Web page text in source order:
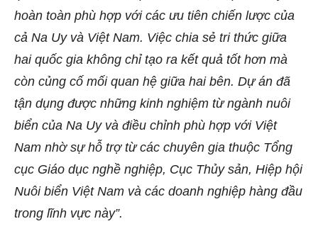
hoàn toàn phù hợp với các ưu tiên chiến lược của
cả Na Uy và Việt Nam. Việc chia sẻ tri thức giữa
hai quốc gia không chỉ tạo ra kết quả tốt hơn mà
còn củng cố mối quan hệ giữa hai bên. Dự án đã
tận dụng được những kinh nghiệm từ ngành nuôi
biển của Na Uy và điều chỉnh phù hợp với Việt
Nam nhờ sự hỗ trợ từ các chuyên gia thuộc Tổng
cục Giáo dục nghề nghiệp, Cục Thủy sản, Hiệp hội
Nuôi biển Việt Nam và các doanh nghiệp hàng đầu
trong lĩnh vực này”.